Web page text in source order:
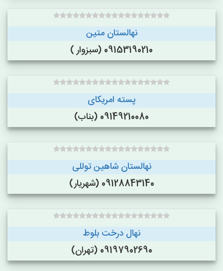
نهالستان متین
09153190210 (سبزوار )
پسته امریکای
09149210080 (بناب)
نهالستان شاهین توللی
09128843140 (شهریار)
نهال درخت بلوط
09197902690 (تهران)